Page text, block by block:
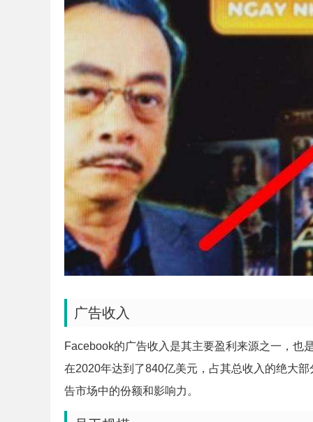
广告收入
Facebook的广告收入是其主要盈利来源之一，也
在2020年达到了840亿美元，占其总收入的绝大
告市场中的份额和影响力。